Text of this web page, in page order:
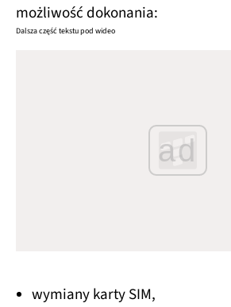
możliwość dokonania:
Dalsza część tekstu pod wideo
ad
wymiany karty SIM,